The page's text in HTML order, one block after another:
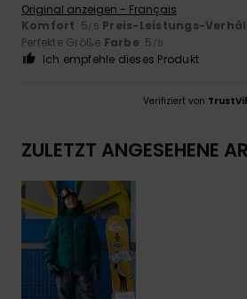
Original anzeigen - Français
Komfort: 5/5 Preis-Leistungs-
Perfekte Größe Farbe: 5 /5
Ich empfehle dieses Produkt
Verifiziert von
ZULETZT ANGESEHENE